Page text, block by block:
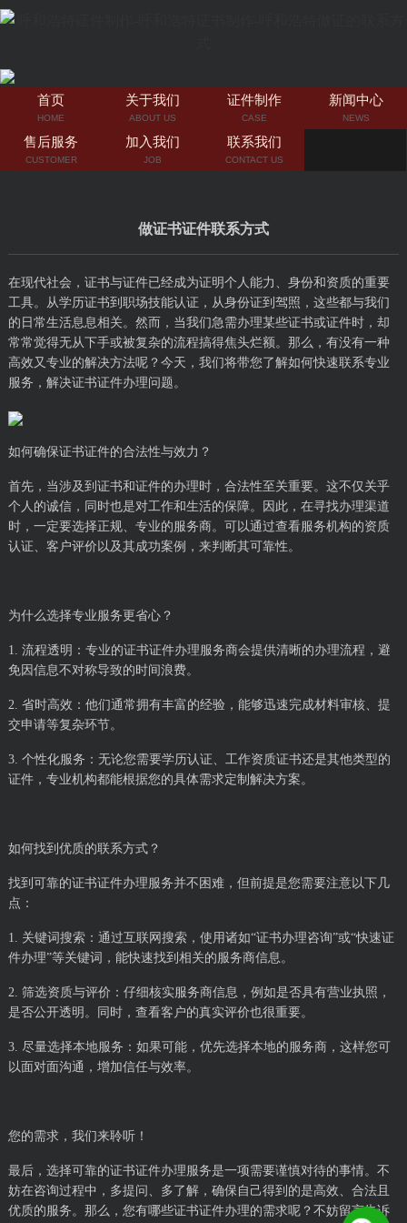
首页
HOME
关于我们
ABOUT US
证件制作
CASE
新闻中心
NEWS
售后服务
CUSTOMER
加入我们
JOB
联系我们
CONTACT US
做证书证件联系方式
在现代社会，证书与证件已经成为证明个人能力、身份和资质的重要
工具。从学历证书到职场技能认证，从身份证到驾照，这些都与我们
的日常生活息息相关。然而，当我们急需办理某些证书或证件时，却
常常觉得无从下手或被复杂的流程搞得焦头烂额。那么，有没有一种
高效又专业的解决方法呢？今天，我们将带您了解如何快速联系专业
服务，解决证书证件办理问题。
如何确保证书证件的合法性与效力？
首先，当涉及到证书和证件的办理时，合法性至关重要。这不仅关乎
个人的诚信，同时也是对工作和生活的保障。因此，在寻找办理渠道
时，一定要选择正规、专业的服务商。可以通过查看服务机构的资质
认证、客户评价以及其成功案例，来判断其可靠性。
为什么选择专业服务更省心？
1. 流程透明：专业的证书证件办理服务商会提供清晰的办理流程，避
免因信息不对称导致的时间浪费。
2. 省时高效：他们通常拥有丰富的经验，能够迅速完成材料审核、提
交申请等复杂环节。
3. 个性化服务：无论您需要学历认证、工作资质证书还是其他类型的
证件，专业机构都能根据您的具体需求定制解决方案。
如何找到优质的联系方式？
找到可靠的证书证件办理服务并不困难，但前提是您需要注意以下几
点：
1. 关键词搜索：通过互联网搜索，使用诸如“证书办理咨询”或“快速证
件办理”等关键词，能快速找到相关的服务商信息。
2. 筛选资质与评价：仔细核实服务商信息，例如是否具有营业执照，
是否公开透明。同时，查看客户的真实评价也很重要。
3. 尽量选择本地服务：如果可能，优先选择本地的服务商，这样您可
以面对面沟通，增加信任与效率。
您的需求，我们来聆听！
最后，选择可靠的证书证件办理服务是一项需要谨慎对待的事情。不
妨在咨询过程中，多提问、多了解，确保自己得到的是高效、合法且
优质的服务。那么，您有哪些证书证件办理的需求呢？不妨留言告诉